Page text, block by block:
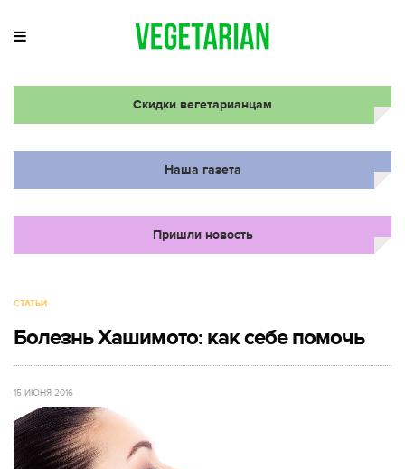
Скидки вегетарианцам
Наша газета
Пришли новость
СТАТЬИ
Болезнь Хашимото: как себе помочь
15 ИЮНЯ 2016